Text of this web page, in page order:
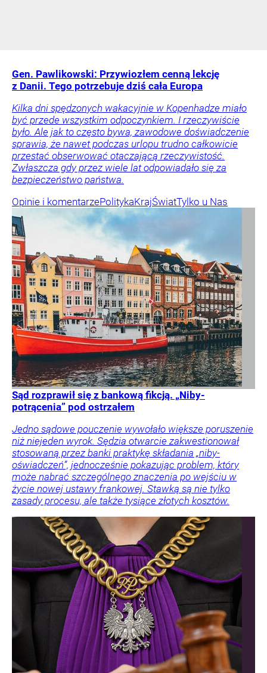
Gen. Pawlikowski: Przywiozłem cenną lekcję
z Danii. Tego potrzebuje dziś cała Europa
Kilka dni spędzonych wakacyjnie w Kopenhadze miało
być przede wszystkim odpoczynkiem. I rzeczywiście
było. Ale jak to często bywa, zawodowe doświadczenie
sprawia, że nawet podczas urlopu trudno całkowicie
przestać obserwować otaczającą rzeczywistość.
Zwłaszcza gdy przez wiele lat odpowiadało się za
bezpieczeństwo państwa.
Opinie i komentarzePolitykaKrajŚwiatTylko u Nas
Sąd rozprawił się z bankową fikcją. „Niby-
potrącenia” pod ostrzałem
Jedno sądowe pouczenie wywołało większe poruszenie
niż niejeden wyrok. Sędzia otwarcie zakwestionował
stosowaną przez banki praktykę składania „niby-
oświadczeń”, jednocześnie pokazując problem, który
może nabrać szczególnego znaczenia po wejściu w
życie nowej ustawy frankowej. Stawką są nie tylko
zasady procesu, ale także tysiące złotych kosztów.